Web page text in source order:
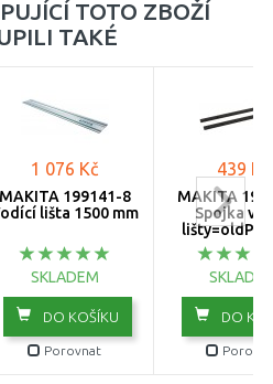
TOTO ZBOŽÍ
TAKÉ
1 076 Kč
MAKITA 199141-8
lišta 1500 mm
SKLADEM
DO KOŠÍKU
Porovnat
439 Kč
MAKITA
Spojka
lišty=oldP-
DO